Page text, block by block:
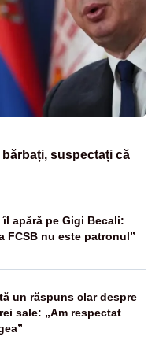
suspectați că
apără pe Gigi Becali:
FCSB nu este patronul”
un răspuns clar despre
sale: „Am respectat